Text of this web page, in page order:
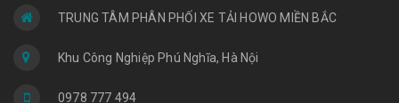
TRUNG TÂM PHÂN PHỐI XE TẢI HOWO MIỀN BẮC
Khu Công Nghiệp Phú Nghĩa, Hà Nội
0978 777 494